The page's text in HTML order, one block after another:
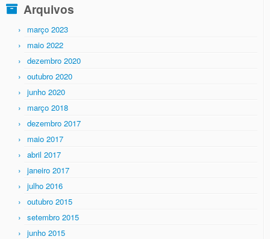
Arquivos
março 2023
maio 2022
dezembro 2020
outubro 2020
junho 2020
março 2018
dezembro 2017
maio 2017
abril 2017
janeiro 2017
julho 2016
outubro 2015
setembro 2015
junho 2015